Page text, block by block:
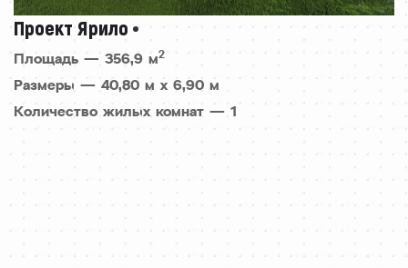
Проект Ярило
Площадь — 356,9 м2
Размеры — 40,80 м х 6,90 м
Количество жилых комнат — 1